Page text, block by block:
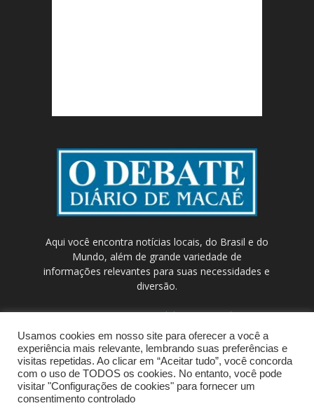
Aqui você encontra notícias locais, do Brasil e do
Mundo, além de grande variedade de
informações relevantes para suas necessidades e
diversão.
Contato:contato@odebateon.com.br /
comercia@odebateon.com.br
Usamos cookies em nosso site para oferecer a você a
experiência mais relevante, lembrando suas preferências e
visitas repetidas. Ao clicar em “Aceitar tudo”, você concorda
com o uso de TODOS os cookies. No entanto, você pode
visitar "Configurações de cookies" para fornecer um
consentimento controlado